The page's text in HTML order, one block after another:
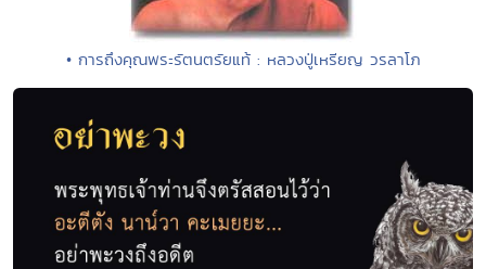
• การถึงคุณพระรัตนตรัยแท้ : หลวงปู่เหรียญ วรลาโภ